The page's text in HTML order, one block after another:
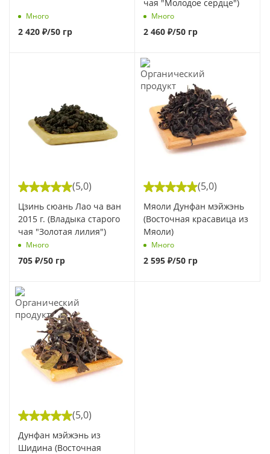
Много
2 420 ₽/50 гр
чая "Молодое сердце")
Много
2 460 ₽/50 гр
(5,0)
Цзинь сюань Лао ча ван
2015 г. (Владыка старого
чая "Золотая лилия")
Много
705 ₽/50 гр
(5,0)
Мяоли Дунфан мэйжэнь
(Восточная красавица из
Мяоли)
Много
2 595 ₽/50 гр
(5,0)
Дунфан мэйжэнь из
Шидина (Восточная